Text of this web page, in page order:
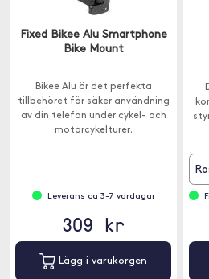
Fixed Bikee Alu Smartphone
Bike Mount
Bikee Alu är det perfekta
tillbehöret för säker användning
av din telefon under cykel- och
motorcykelturer.
Leverans ca 3-7 vardagar
309 kr
Lägg i varukorgen